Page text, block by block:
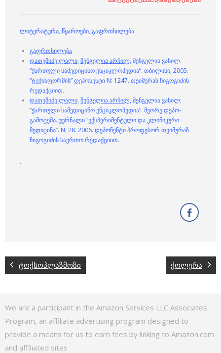
ლიტერატურა, წყაროები, გაფრთხილება
გაფრთხილება
დათეშიძე ლალი, შენგელია არჩილ, შენგელია ვასილ.
“ქართული სამედიცინო ენციკლოპედია”. თბილისი, 2005.
“ტექინფორმის” დეპონენტი N: 1247. თეიმურაზ ჩიგოგიძის
რედაქციით.
დათეშიძე ლალი, შენგელია არჩილ, შენგელია ვასილ;
“ქართული სამედიცინო ენციკლოპედია”. მეორე დეპო-
გამოცემა. ჟურნალი “ექსპერიმენტული და კლინიკური
მედიცინა”. N: 28. 2006. დეპონენტი პროფესორ თეიმურაზ
ჩიგოგიძის საერთო რედაქციით.
.
ტოქსოპლაზმოზი ქოლერა
We are a participant in the Amazon Services LLC Associates
Program, an affiliate advertising program designed to
provide a means for us to earn fees by linking to Amazon.com
and affiliated sites